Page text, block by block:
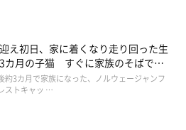
え初日、家に着くなり走り回った生
カ月の子猫 すぐに家族のそばで落
く姿に「迎えてよかった」
約3カ月で家族になった、ノルウェージャンフ
ストキャッ …